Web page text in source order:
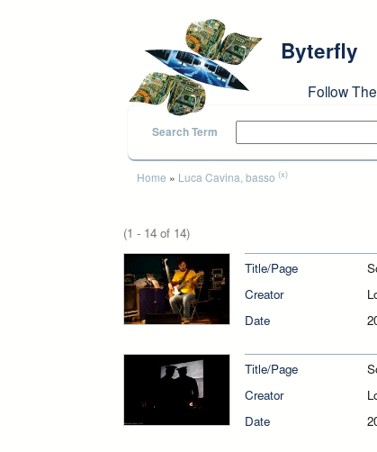
Byterfly
Follow
Search Term
You are here
Home » Luca Cavina, basso (x)
(1 - 14 of 14)
Title/Page
Creator
Date
Title/Page
Creator
Date